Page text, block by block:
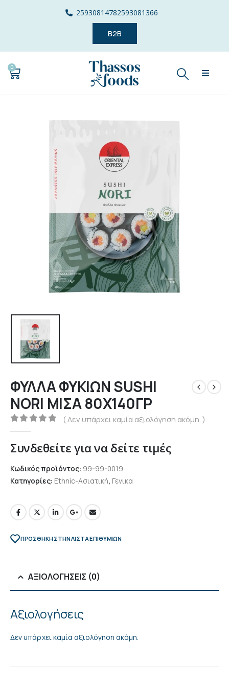
25930814782593081366
B2B
0
ΦΥΛΛΑ ΦΥΚΙΩΝ SUSHI
NORI ΜΙΣΑ 80Χ140ΓΡ
0out of 5
( Δεν υπάρχει καμία αξιολόγηση ακόμη. )
Συνδεθείτε για να δείτε τιμές
Κωδικός προϊόντος: 99-99-0019
Κατηγορίες: Ethnic-Ασιατική, Γενικα
ΠΡΌΣΘΉΚΗ ΣΤΗΝ ΛΊΣΤΑ ΕΠΙΘΥΜΙΏΝ
ΑΞΙΟΛΟΓΉΣΕΙΣ (0)
Αξιολογήσεις
Δεν υπάρχει καμία αξιολόγηση ακόμη.